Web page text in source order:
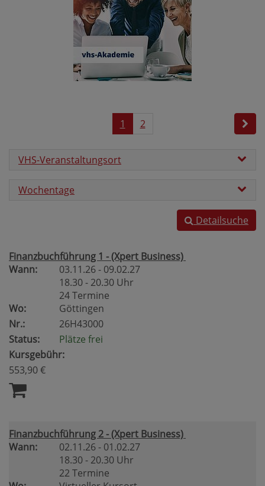
1 2
VHS-Veranstaltungsort
Wochentage
Detailsuche
Finanzbuchführung 1 - (Xpert Business)
Wann:
03.11.26 - 09.02.27
18.30 - 20.30 Uhr
24 Termine
Wo:
Göttingen
Nr.:
26H43000
Status:
Plätze frei
Kursgebühr:
553,90 €
Finanzbuchführung 2 - (Xpert Business)
Wann:
02.11.26 - 01.02.27
18.30 - 20.30 Uhr
22 Termine